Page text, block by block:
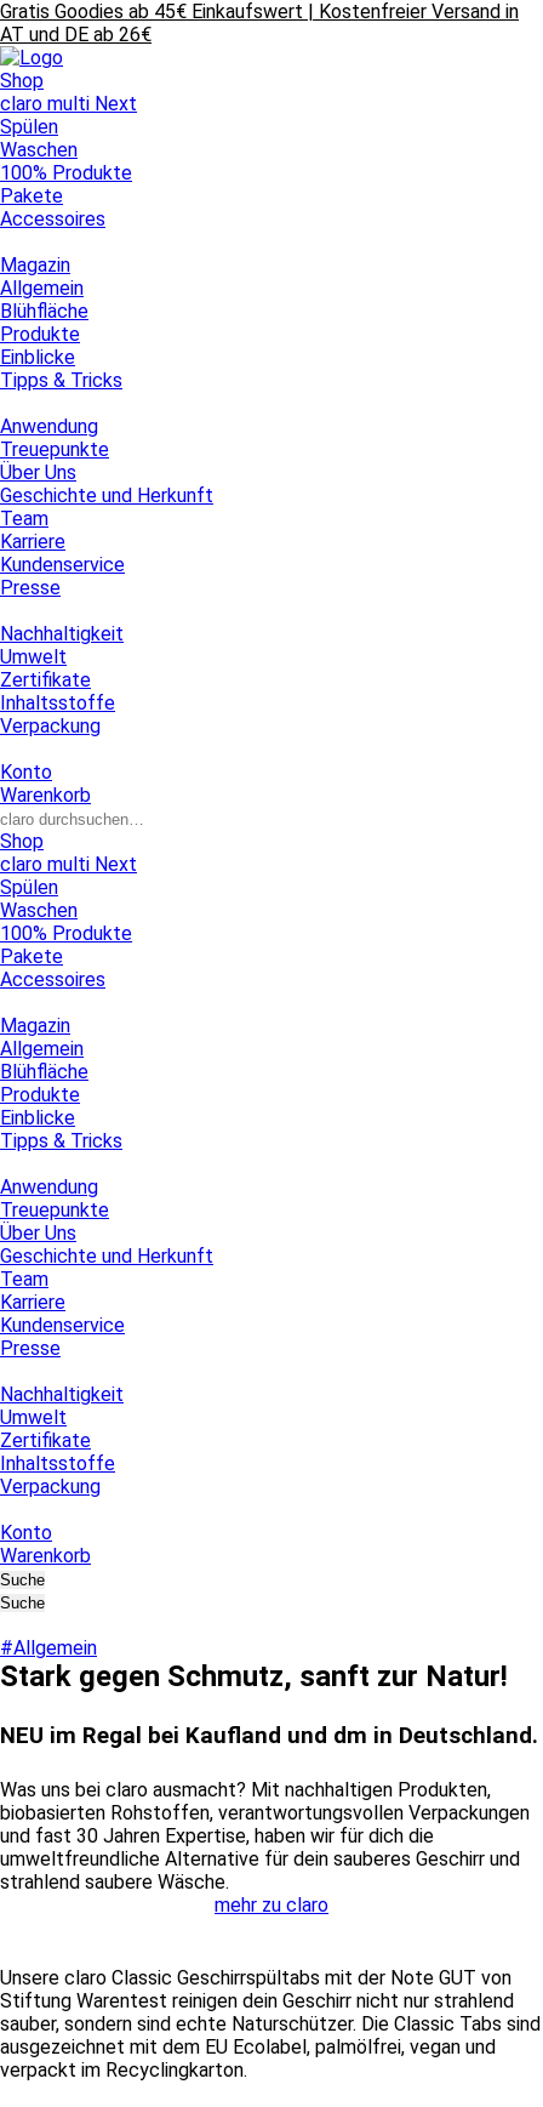
Gratis Goodies ab 45€ Einkaufswert | Kostenfreier Versand in
AT und DE ab 26€
Shop
claro multi Next
Spülen
Waschen
100% Produkte
Pakete
Accessoires
Magazin
Allgemein
Blühfläche
Produkte
Einblicke
Tipps & Tricks
Anwendung
Treuepunkte
Über Uns
Geschichte und Herkunft
Team
Karriere
Kundenservice
Presse
Nachhaltigkeit
Umwelt
Zertifikate
Inhaltsstoffe
Verpackung
Konto
Warenkorb
Shop
claro multi Next
Spülen
Waschen
100% Produkte
Pakete
Accessoires
Magazin
Allgemein
Blühfläche
Produkte
Einblicke
Tipps & Tricks
Anwendung
Treuepunkte
Über Uns
Geschichte und Herkunft
Team
Karriere
Kundenservice
Presse
Nachhaltigkeit
Umwelt
Zertifikate
Inhaltsstoffe
Verpackung
Konto
Warenkorb
Suche
Suche
#Allgemein
Stark gegen Schmutz, sanft zur Natur!
NEU im Regal bei Kaufland und dm in Deutschland.
Was uns bei claro ausmacht? Mit nachhaltigen Produkten,
biobasierten Rohstoffen, verantwortungsvollen Verpackungen
und fast 30 Jahren Expertise, haben wir für dich die
umweltfreundliche Alternative für dein sauberes Geschirr und
strahlend saubere Wäsche.
mehr zu claro
Unsere claro Classic Geschirrspültabs mit der Note GUT von
Stiftung Warentest reinigen dein Geschirr nicht nur strahlend
sauber, sondern sind echte Naturschützer. Die Classic Tabs sind
ausgezeichnet mit dem EU Ecolabel, palmölfrei, vegan und
verpackt im Recyclingkarton.